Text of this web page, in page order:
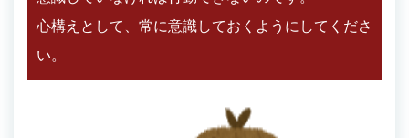
心構えとして、常に意識しておくようにしてくださ
い。